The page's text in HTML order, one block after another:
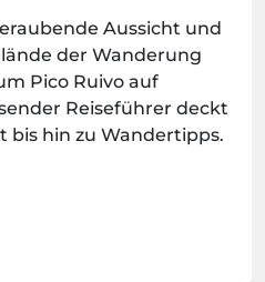
Aussicht und
der Wanderung
Pico Ruivo auf
Reiseführer deckt
bis hin zu Wandertipps.